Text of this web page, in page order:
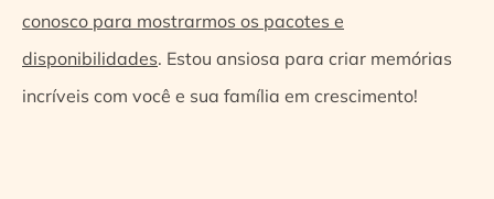
conosco para mostrarmos os pacotes e
disponibilidades. Estou ansiosa para criar memórias
incríveis com você e sua família em crescimento!